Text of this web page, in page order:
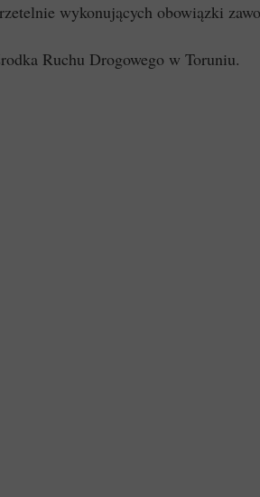
wykonujących obowiązki
Ruchu Drogowego w Toruniu.